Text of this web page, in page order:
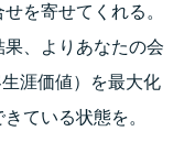
せを寄せてくれる。
、
よりあなたの会
涯価値）
を最大化
ている状態を。